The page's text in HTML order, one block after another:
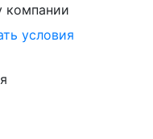
компании
условия